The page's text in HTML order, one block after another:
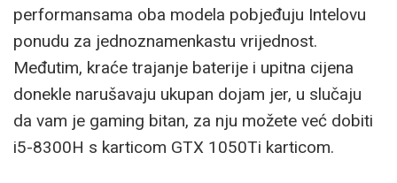
performansama oba modela pobjeđuju Intelovu
ponudu za jednoznamenkastu vrijednost.
Međutim, kraće trajanje baterije i upitna cijena
donekle narušavaju ukupan dojam jer, u slučaju
da vam je gaming bitan, za nju možete već dobiti
i5-8300H s karticom GTX 1050Ti karticom.